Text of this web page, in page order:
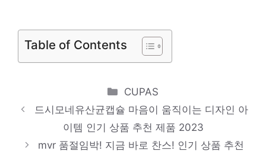
을 추가하세요 인기 상품 추천 제품 2023
Table of Contents
Categories
CUPAS
드시모네유산균캡슐 마음이 움직이는 디자인 아
이템 인기 상품 추천 제품 2023
mvr 품절임박! 지금 바로 찬스! 인기 상품 추천